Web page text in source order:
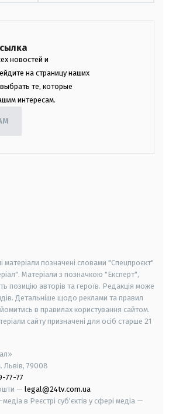
новостей и
на страницу наших
те, которые
интересам.
матеріали позначені словами "Спецпроєкт"
Матеріали з позначкою "Експерт",
позицію авторів та героїв. Редакція може
Детальніше щодо реклами та правил
в правилах користування сайтом.
сайту призначені для осіб старше 21
Львів, 79008
77-77
— legal@24tv.com.ua
в Реєстрі суб'єктів у сфері медіа —